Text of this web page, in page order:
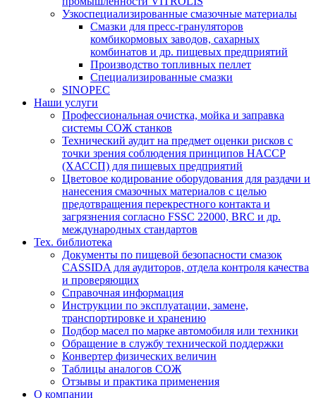
Узкоспециализированные смазочные материалы
Смазки для пресс-грануляторов
комбикормовых заводов, сахарных
комбинатов и др. пищевых предприятий
Производство топливных пеллет
Специализированные смазки
SINOPEC
Наши услуги
Профессиональная очистка, мойка и заправка
системы СОЖ станков
Технический аудит на предмет оценки рисков с
точки зрения соблюдения принципов HACCP
(ХАССП) для пищевых предприятий
Цветовое кодирование оборудования для раздачи и
нанесения смазочных материалов с целью
предотвращения перекрестного контакта и
загрязнения согласно FSSC 22000, BRC и др.
международных стандартов
Тех. библиотека
Документы по пищевой безопасности смазок
CASSIDA для аудиторов, отдела контроля качества
и проверяющих
Справочная информация
Инструкции по эксплуатации, замене,
транспортировке и хранению
Подбор масел по марке автомобиля или техники
Обращение в службу технической поддержки
Конвертер физических величин
Таблицы аналогов СОЖ
Отзывы и практика применения
О компании